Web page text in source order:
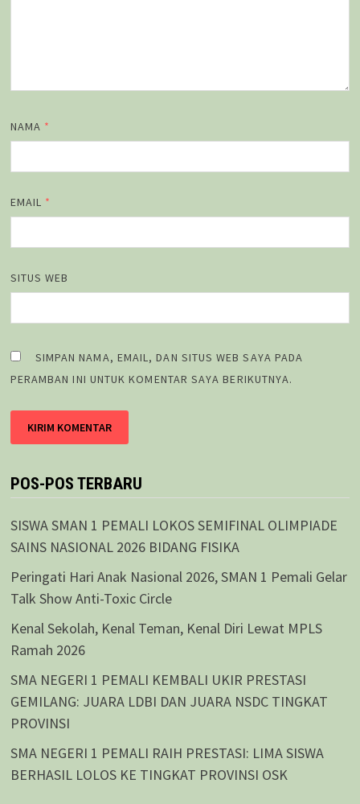
NAMA *
EMAIL *
SITUS WEB
SIMPAN NAMA, EMAIL, DAN SITUS WEB SAYA PADA
PERAMBAN INI UNTUK KOMENTAR SAYA BERIKUTNYA.
POS-POS TERBARU
SISWA SMAN 1 PEMALI LOKOS SEMIFINAL OLIMPIADE
SAINS NASIONAL 2026 BIDANG FISIKA
Peringati Hari Anak Nasional 2026, SMAN 1 Pemali Gelar
Talk Show Anti-Toxic Circle
Kenal Sekolah, Kenal Teman, Kenal Diri Lewat MPLS
Ramah 2026
SMA NEGERI 1 PEMALI KEMBALI UKIR PRESTASI
GEMILANG: JUARA LDBI DAN JUARA NSDC TINGKAT
PROVINSI
SMA NEGERI 1 PEMALI RAIH PRESTASI: LIMA SISWA
BERHASIL LOLOS KE TINGKAT PROVINSI OSK